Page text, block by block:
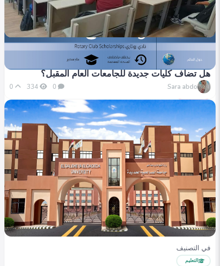
في التصنيف
الأخبار
منح دراسية مضمونة: الجامعات تخصص مقاعد لخريجي
مدارس المتفوقين
Sara abdo
0
0
في التصنيف
الأخبار
هل تضاف كليات جديدة للجامعات العام المقبل؟
Sara abdo
0
334
في التصنيف
التعليم